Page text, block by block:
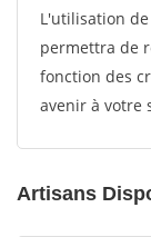
L'utilisation
permettra de
fonction des
avenir à votre
Artisans